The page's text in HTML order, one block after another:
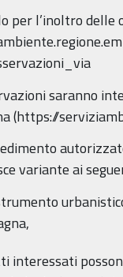
per l’inoltro delle
saranno
(https://
variante ai
interessati